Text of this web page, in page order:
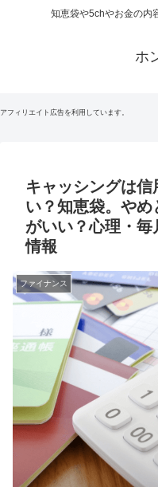
知恵袋や5chやお金の内
ホ
アフィリエイト広告を利用しています。
キャッシングは
い？知恵袋。や
がいい？心理・毎
情報
ファイナンス